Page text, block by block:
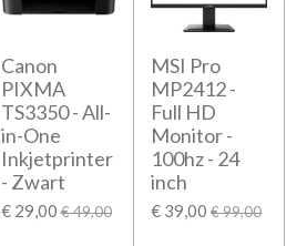
Canon
PIXMA
TS3350 - All-
in-One
Inkjetprinter
- Zwart
€ 29,00 € 49,00
MSI Pro
MP2412 -
Full HD
Monitor -
100hz - 24
inch
€ 39,00 € 99,00